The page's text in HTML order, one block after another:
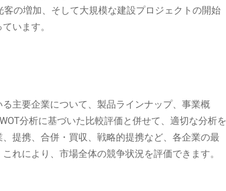
の増加、そして大規模な建設プロジェクトの開始
います。
主要企業について、製品ラインナップ、事業概
分析に基づいた比較評価と併せて、適切な分析を
提携、合併・買収、戦略的提携など、各企業の最
れにより、市場全体の競争状況を評価できます。